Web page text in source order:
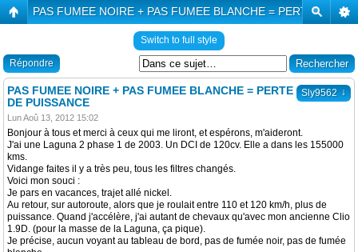
PAS FUMEE NOIRE + PAS FUMEE BLANCHE = PERTE DE
Switch to full style
Répondre
Sly9562 ↓
PAS FUMEE NOIRE + PAS FUMEE BLANCHE = PERTE
DE PUISSANCE
Lun Aoû 13, 2012 15:02
Bonjour à tous et merci à ceux qui me liront, et espérons, m'aideront.
J'ai une Laguna 2 phase 1 de 2003. Un DCI de 120cv. Elle a dans les 155000
kms.
Vidange faites il y a très peu, tous les filtres changés.
Voici mon souci :
Je pars en vacances, trajet allé nickel.
Au retour, sur autoroute, alors que je roulait entre 110 et 120 km/h, plus de
puissance. Quand j'accélère, j'ai autant de chevaux qu'avec mon ancienne Clio
1.9D. (pour la masse de la Laguna, ça pique).
Je précise, aucun voyant au tableau de bord, pas de fumée noir, pas de fumée